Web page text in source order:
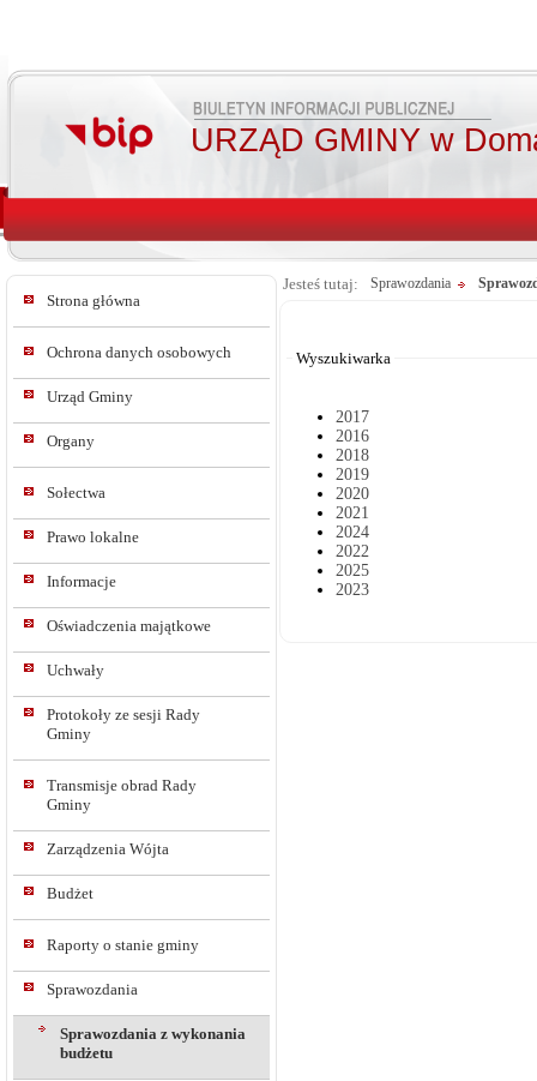
URZĄD GMINY w
Strona główna
Ochrona danych osobowych
Urząd Gminy
Organy
Sołectwa
Prawo lokalne
Informacje
Oświadczenia majątkowe
Uchwały
Protokoły ze sesji Rady
Gminy
Transmisje obrad Rady
Gminy
Zarządzenia Wójta
Budżet
Raporty o stanie gminy
Sprawozdania
Sprawozdania z wykonania
budżetu
Jesteś tutaj: Sprawozdania
Wyszukiwarka
2017
2016
2018
2019
2020
2021
2024
2022
2025
2023